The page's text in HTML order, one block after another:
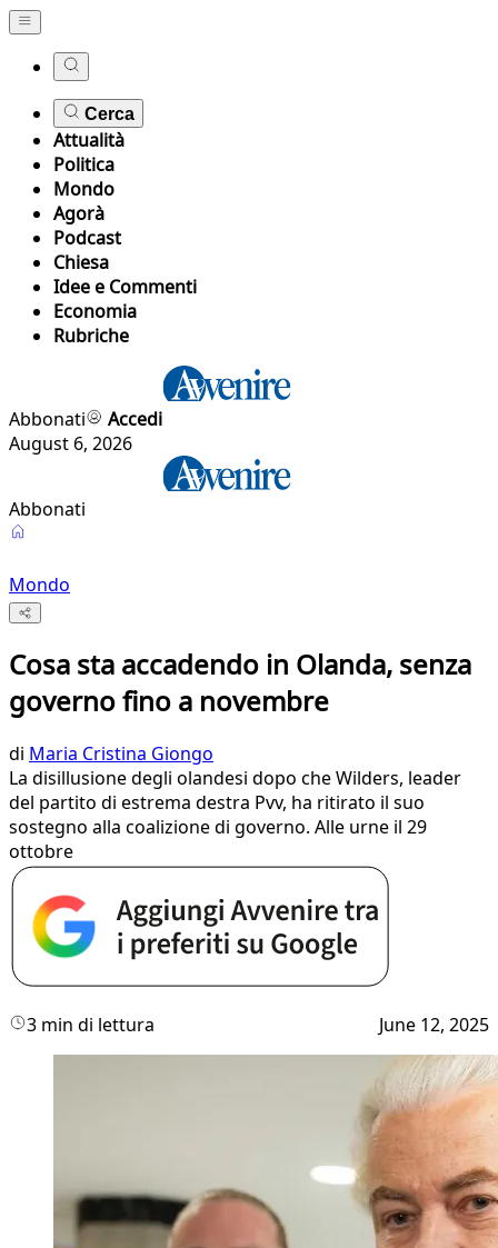
Cerca
Attualità
Politica
Mondo
Agorà
Podcast
Chiesa
Idee e Commenti
Economia
Rubriche
Abbonati
Accedi
August 6, 2026
Abbonati
Mondo
Cosa sta accadendo in Olanda, senza
governo fino a novembre
di Maria Cristina Giongo
La disillusione degli olandesi dopo che Wilders, leader
del partito di estrema destra Pvv, ha ritirato il suo
sostegno alla coalizione di governo. Alle urne il 29
ottobre
3 min di lettura June 12, 2025